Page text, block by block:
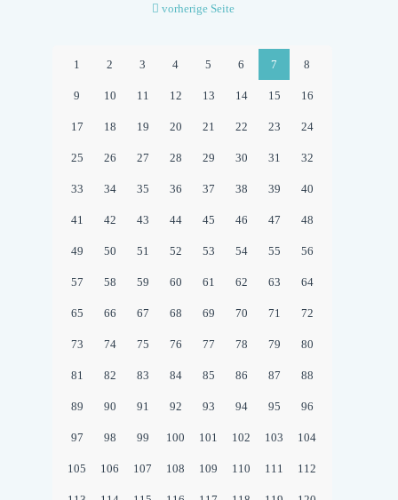
vorherige Seite
1 2 3 4 5 6 7 8
9 10 11 12 13 14 15 16
17 18 19 20 21 22 23 24
25 26 27 28 29 30 31 32
33 34 35 36 37 38 39 40
41 42 43 44 45 46 47 48
49 50 51 52 53 54 55 56
57 58 59 60 61 62 63 64
65 66 67 68 69 70 71 72
73 74 75 76 77 78 79 80
81 82 83 84 85 86 87 88
89 90 91 92 93 94 95 96
97 98 99 100 101 102 103 104
105 106 107 108 109 110 111 112